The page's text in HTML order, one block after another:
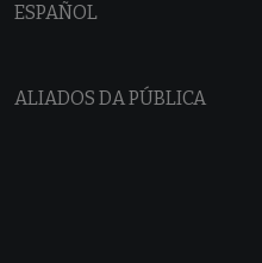
ESPAÑOL
ALIADOS DA PÚBLICA